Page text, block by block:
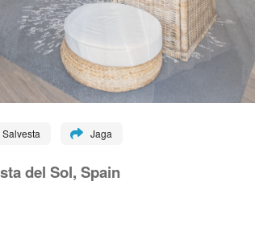
Salvesta Jaga
del Sol, Spain